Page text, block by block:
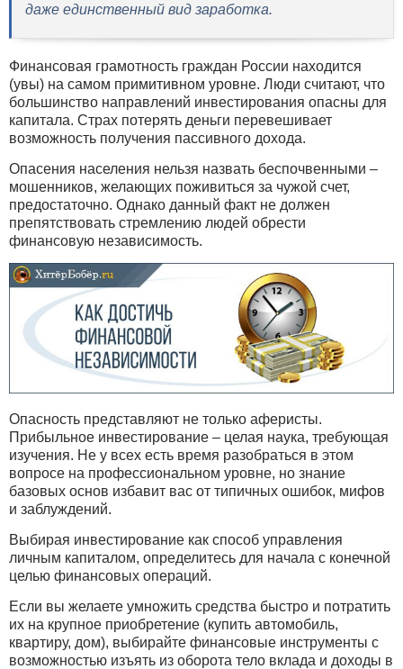
даже единственный вид заработка.
Финансовая грамотность граждан России находится
(увы) на самом примитивном уровне. Люди считают, что
большинство направлений инвестирования опасны для
капитала. Страх потерять деньги перевешивает
возможность получения пассивного дохода.
Опасения населения нельзя назвать беспочвенными –
мошенников, желающих поживиться за чужой счет,
предостаточно. Однако данный факт не должен
препятствовать стремлению людей обрести
финансовую независимость.
Опасность представляют не только аферисты.
Прибыльное инвестирование – целая наука, требующая
изучения. Не у всех есть время разобраться в этом
вопросе на профессиональном уровне, но знание
базовых основ избавит вас от типичных ошибок, мифов
и заблуждений.
Выбирая инвестирование как способ управления
личным капиталом, определитесь для начала с конечной
целью финансовых операций.
Если вы желаете умножить средства быстро и потратить
их на крупное приобретение (купить автомобиль,
квартиру, дом), выбирайте финансовые инструменты с
возможностью изъять из оборота тело вклада и доходы в